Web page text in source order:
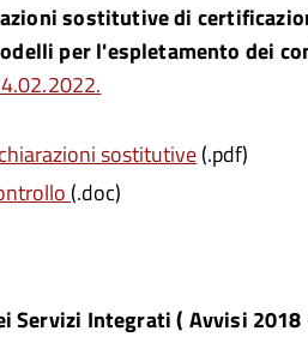
sostitutive di
per l'espletamento dei
sostitutive(.pdf)
(.doc)
Servizi Integrati ( Avvisi